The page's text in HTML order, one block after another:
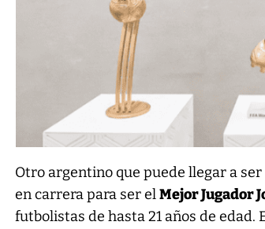
Otro argentino que puede llegar a
en carrera para ser elMejor Jugador
futbolistas de hasta 21 años de